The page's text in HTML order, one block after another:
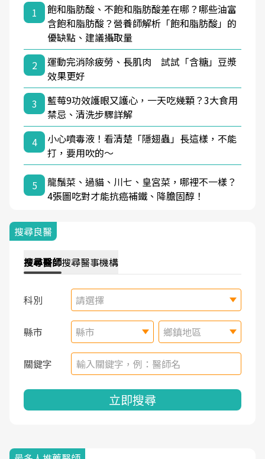
1
飽和脂肪酸、不飽和脂肪酸差在哪？哪些油富
含飽和脂肪酸？營養師解析「飽和脂肪酸」的
優缺點、建議攝取量
2
運動完消除疲勞、長肌肉 試試「含糖」豆漿
效果更好
3
藍莓9功效護眼又護心，一天吃幾顆？3大食用
禁忌、清洗步驟詳解
4
小心噴毒液！看清楚「隱翅蟲」長這樣，不能
打，要用吹的～
5
龍鬚菜、過貓、川七、皇宮菜，哪裡不一樣？
4張圖吃對才能抗癌補鐵、降膽固醇！
搜尋良醫
搜尋醫師搜尋醫事機構
科別 請選擇
縣市 縣市 鄉鎮地區
關鍵字
立即搜尋